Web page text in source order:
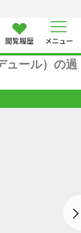
閲覧履歴 メニュー
ュール）の過